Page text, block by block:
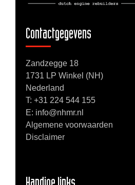
Contactgegevens
Zandzegge 18
1731 LP Winkel (NH)
Nederland
T: +31 224 544 155
E: info@nhmr.nl
Algemene voorwaarden
Disclaimer